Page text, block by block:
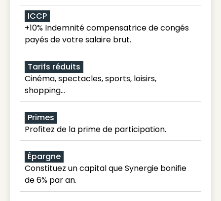
ICCP
+10% Indemnité compensatrice de congés
payés de votre salaire brut.
Tarifs réduits
Cinéma, spectacles, sports, loisirs,
shopping...
Primes
Profitez de la prime de participation.
Épargne
Constituez un capital que Synergie bonifie
de 6% par an.